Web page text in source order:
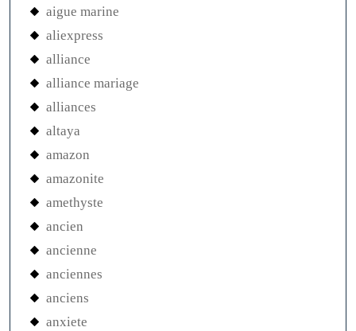
aigue marine
aliexpress
alliance
alliance mariage
alliances
altaya
amazon
amazonite
amethyste
ancien
ancienne
anciennes
anciens
anxiete